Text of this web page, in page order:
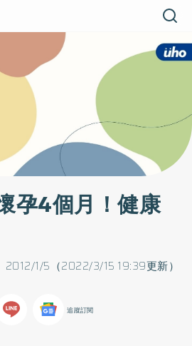
孕4個月！健康
2012/1/5（2022/3/15 19:39更新）
追蹤訂閱